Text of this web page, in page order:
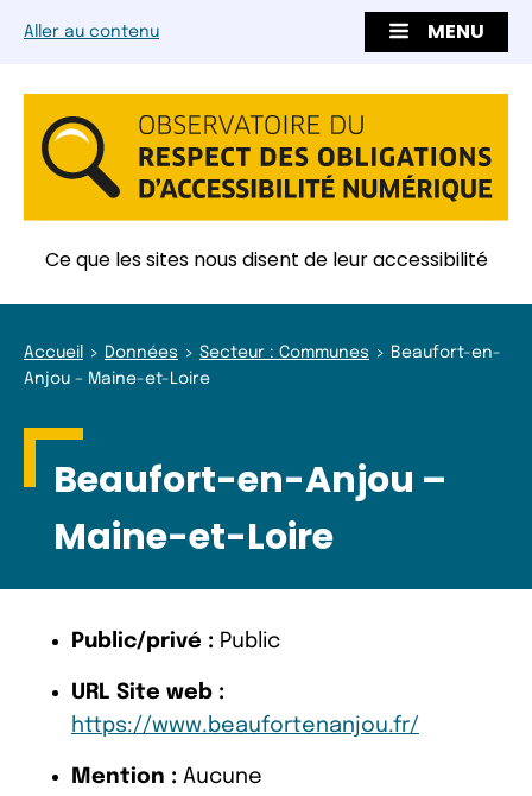
Aller au contenu MENU
Ce que les sites nous disent de leur accessibilité
Accueil Données Secteur : Communes
Beaufort-en-
Anjou – Maine-et-Loire
Beaufort-en-Anjou –
Maine-et-Loire
Public/privé : Public
URL Site web :
https://www.beaufortenanjou.fr/
Mention : Aucune